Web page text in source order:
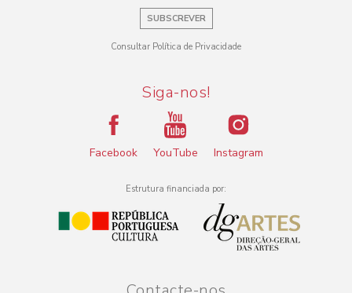
SUBSCREVER
Consultar Política de Privacidade
Siga-nos!
Facebook YouTube Instagram
Estrutura financiada por: